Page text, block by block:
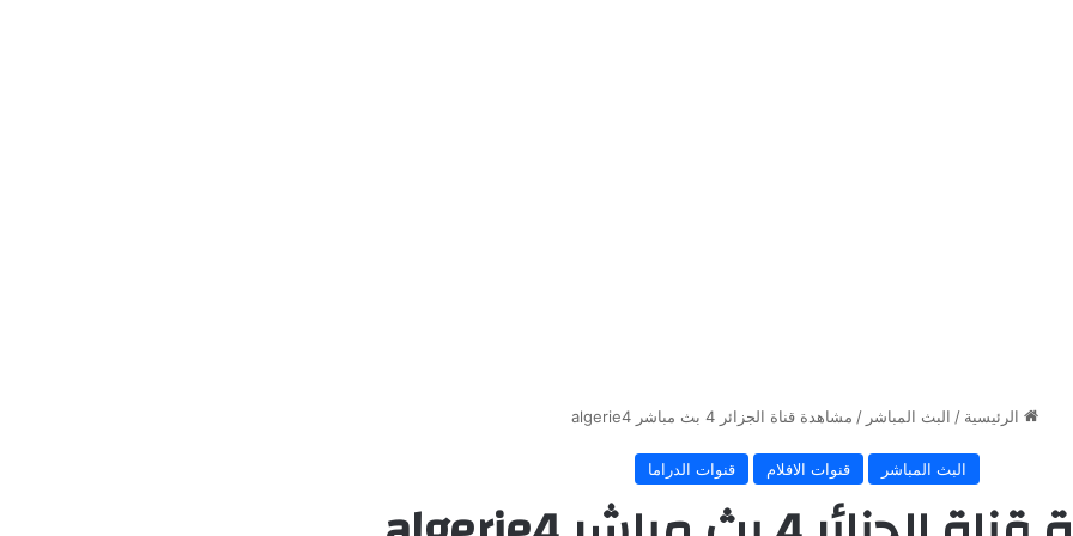
الرئيسية / البث المباشر / مشاهدة قناة الجزائر 4 بث مباشر algerie4
البث المباشر قنوات الافلام قنوات الدراما